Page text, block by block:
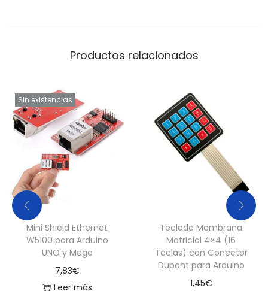
Productos relacionados
Sin existencias
Mini Shield Ethernet
W5100 para Arduino
UNO y Mega
7,83€
Leer más
Teclado Membrana
Matricial 4×4 (16
Teclas) con Conector
Dupont para Arduino
1,45€